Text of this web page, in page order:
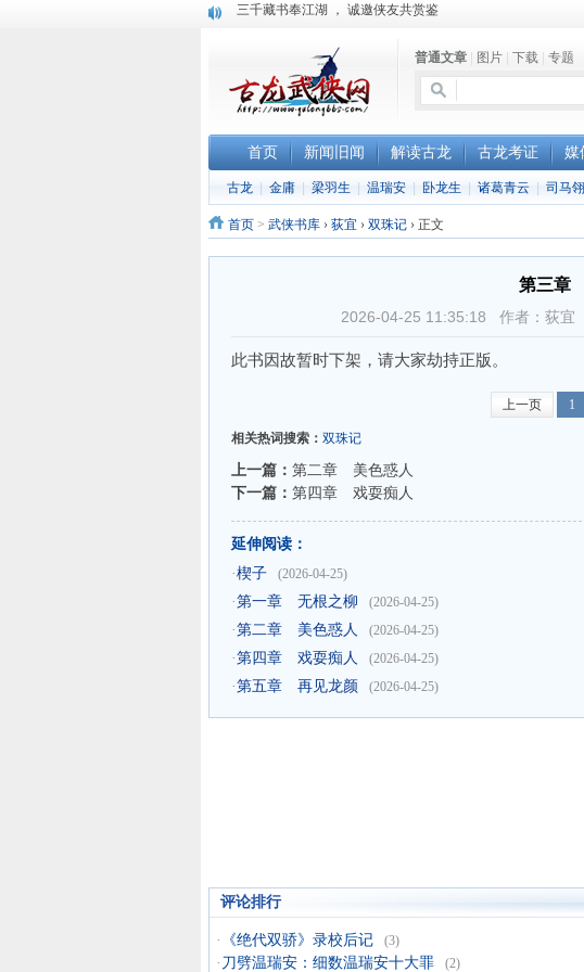
“武侠书库”查缺补漏活动圆满结束
普通文章 图片 下载 专题
首页 新闻旧闻 解读古龙 古龙考证 媒
古龙 金庸 梁羽生 温瑞安 卧龙生 诸葛青云 司马翎
首页 > 武侠书库 › 荻宜 › 双珠记 › 正文
第三章
2026-04-25 11:35:18 作者：荻宜
此书因故暂时下架，请大家劫持正版。
上一页 1
相关热词搜索： 双珠记
上一篇： 第二章 美色惑人
下一篇： 第四章 戏耍痴人
延伸阅读：
·楔子 (2026-04-25)
·第一章 无根之柳 (2026-04-25)
·第二章 美色惑人 (2026-04-25)
·第四章 戏耍痴人 (2026-04-25)
·第五章 再见龙颜 (2026-04-25)
评论排行
· 《绝代双骄》录校后记 (3)
· 刀劈温瑞安：细数温瑞安十大罪 (2)